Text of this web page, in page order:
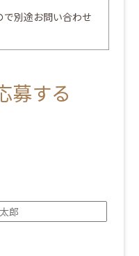
別途お問い合わせ
募する